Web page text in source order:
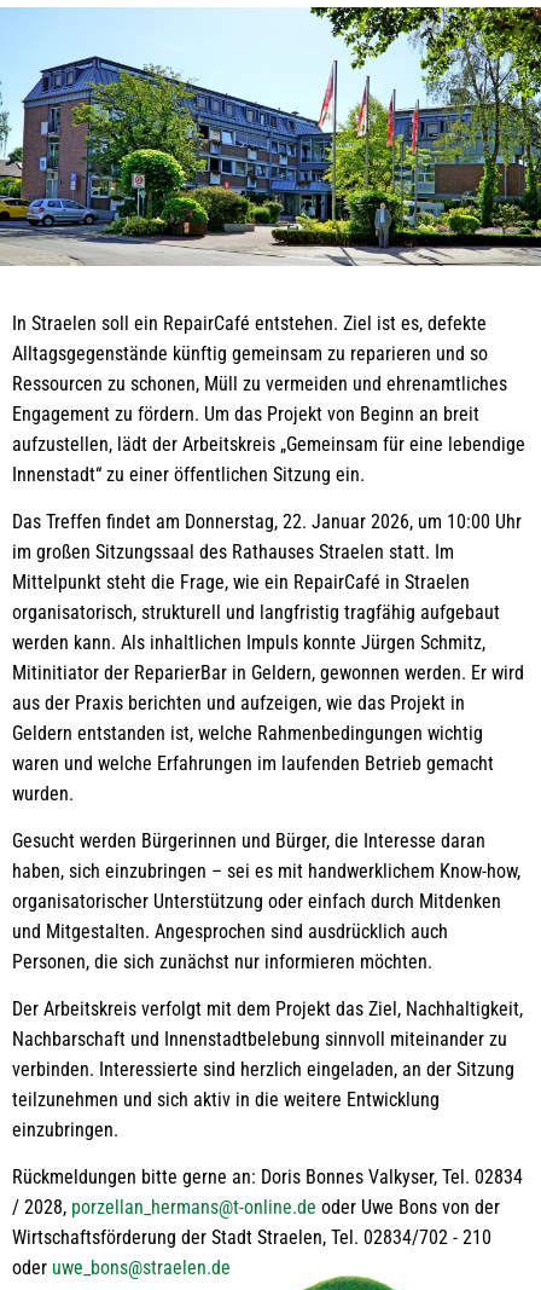
In Straelen soll ein RepairCafé entstehen. Ziel ist es, defekte
Alltagsgegenstände künftig gemeinsam zu reparieren und so
Ressourcen zu schonen, Müll zu vermeiden und ehrenamtliches
Engagement zu fördern. Um das Projekt von Beginn an breit
aufzustellen, lädt der Arbeitskreis „Gemeinsam für eine lebendige
Innenstadt“ zu einer öffentlichen Sitzung ein.
Das Treffen findet am Donnerstag, 22. Januar 2026, um 10:00 Uhr
im großen Sitzungssaal des Rathauses Straelen statt. Im
Mittelpunkt steht die Frage, wie ein RepairCafé in Straelen
organisatorisch, strukturell und langfristig tragfähig aufgebaut
werden kann. Als inhaltlichen Impuls konnte Jürgen Schmitz,
Mitinitiator der ReparierBar in Geldern, gewonnen werden. Er wird
aus der Praxis berichten und aufzeigen, wie das Projekt in
Geldern entstanden ist, welche Rahmenbedingungen wichtig
waren und welche Erfahrungen im laufenden Betrieb gemacht
wurden.
Gesucht werden Bürgerinnen und Bürger, die Interesse daran
haben, sich einzubringen – sei es mit handwerklichem Know-how,
organisatorischer Unterstützung oder einfach durch Mitdenken
und Mitgestalten. Angesprochen sind ausdrücklich auch
Personen, die sich zunächst nur informieren möchten.
Der Arbeitskreis verfolgt mit dem Projekt das Ziel, Nachhaltigkeit,
Nachbarschaft und Innenstadtbelebung sinnvoll miteinander zu
verbinden. Interessierte sind herzlich eingeladen, an der Sitzung
teilzunehmen und sich aktiv in die weitere Entwicklung
einzubringen.
Rückmeldungen bitte gerne an: Doris Bonnes Valkyser, Tel. 02834
/ 2028, porzellan_hermans@t-online.de oder Uwe Bons von der
Wirtschaftsförderung der Stadt Straelen, Tel. 02834/702 - 210
oder uwe_bons@straelen.de